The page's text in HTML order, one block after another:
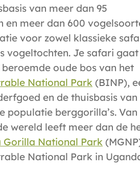
van meer dan 95
en meer dan 600
voor zowel klassieke
vogeltochten. Je safari gaat
oude bos van het
National Park (BINP),
en de thuisbasis van
populatie berggorilla’s. Van
wereld leeft meer dan de
Gorilla National Park
National Park in